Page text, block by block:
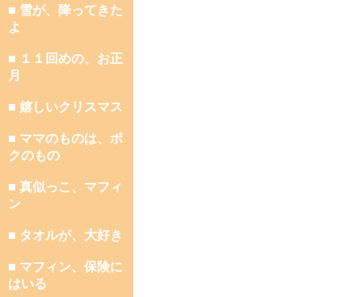
■ 雪が、降ってきた
よ
■ １１回めの、お正
月
■ 嬉しいクリスマス
■ ママのものは、ボ
クのもの
■ 真似っこ、マフィ
ン
■ タオルが、大好き
■ マフィン、保険に
はいる